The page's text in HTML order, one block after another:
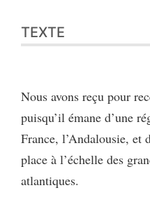
TEXTE
Nous avons reçu pour
puisqu’il émane d’une
France, l’Andalousie, et
place à l’échelle des
atlantiques.